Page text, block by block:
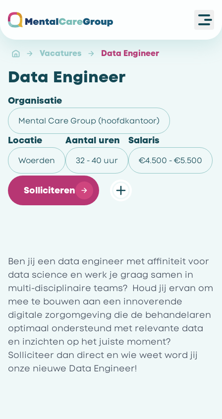
Vacatures Data Engineer
Data Engineer
Organisatie
Mental Care Group (hoofdkantoor)
Locatie
Woerden
Aantal uren
32 - 40 uur
Salaris
€4.500 - €5.500
Solliciteren
Ben jij een data engineer met affiniteit voor
data science en werk je graag samen in
multi-disciplinaire teams? Houd jij ervan om
mee te bouwen aan een innoverende
digitale zorgomgeving die de behandelaren
optimaal ondersteund met relevante data
en inzichten op het juiste moment?
Solliciteer dan direct en wie weet word jij
onze nieuwe Data Engineer!